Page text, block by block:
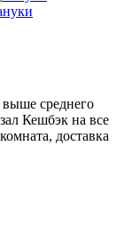
среднего
Кешбэк на все
доставка